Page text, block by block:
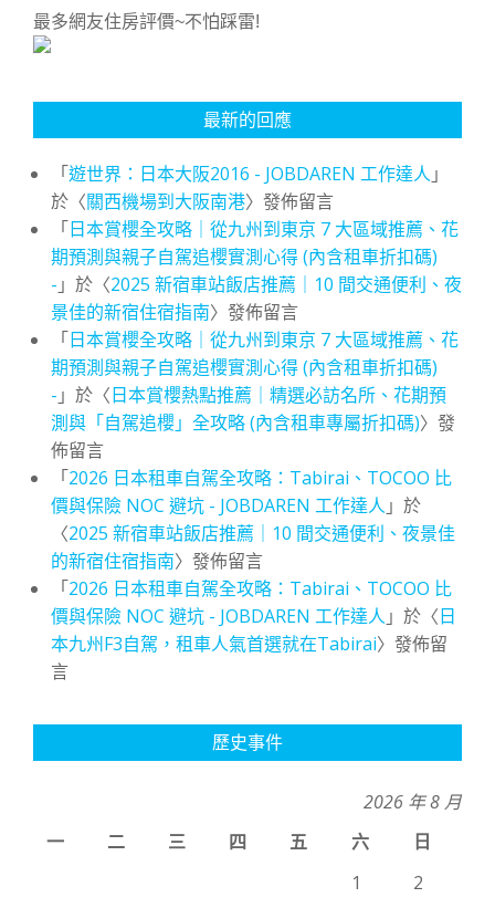
最多網友住房評價~不怕踩雷!
最新的回應
「遊世界：日本大阪2016 - JOBDAREN 工作達人 」
於〈關西機場到大阪南港〉發佈留言
「日本賞櫻全攻略｜從九州到東京 7 大區域推薦、花
期預測與親子自駕追櫻實測心得 (內含租車折扣碼)
- 」於〈2025 新宿車站飯店推薦｜10 間交通便利、夜
景佳的新宿住宿指南〉發佈留言
「日本賞櫻全攻略｜從九州到東京 7 大區域推薦、花
期預測與親子自駕追櫻實測心得 (內含租車折扣碼)
- 」於〈日本賞櫻熱點推薦｜精選必訪名所、花期預
測與「自駕追櫻」全攻略 (內含租車專屬折扣碼)〉發
佈留言
「2026 日本租車自駕全攻略：Tabirai、TOCOO 比
價與保險 NOC 避坑 - JOBDAREN 工作達人 」於
〈2025 新宿車站飯店推薦｜10 間交通便利、夜景佳
的新宿住宿指南〉發佈留言
「2026 日本租車自駕全攻略：Tabirai、TOCOO 比
價與保險 NOC 避坑 - JOBDAREN 工作達人 」於〈日
本九州F3自駕，租車人氣首選就在Tabirai〉發佈留
言
歷史事件
2026 年 8 月
一
二 三 四 五 六
日
1
2